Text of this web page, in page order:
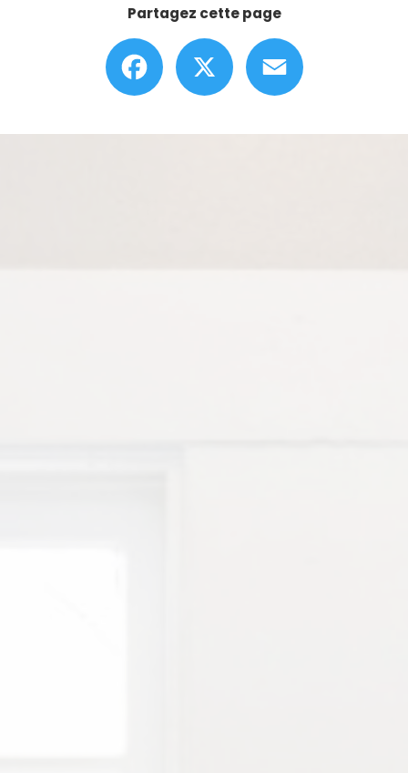
Partagez cette page
Facebook